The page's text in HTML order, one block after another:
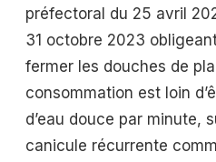
préfectoral du 25 avril
31 octobre 2023
fermer les douches de
consommation est loin
d’eau douce par minute,
canicule récurrente